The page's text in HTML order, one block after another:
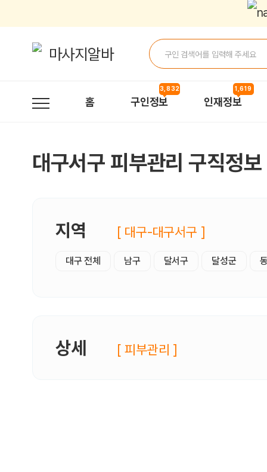
홈 구인정보
3,832
인재정보
1,619
대구서구 피부관리 구직정보
지역 [ 대구-대구서구 ]
대구 전체 남구 달서구 달성군
상세 [ 피부관리 ]